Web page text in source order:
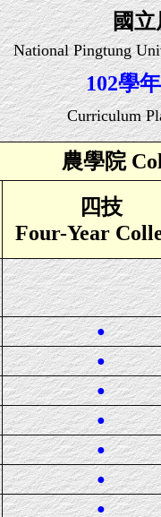
國
National Pingtung
102學
Curriculum
農學院
四技
Four-Year
●
●
●
●
●
●
●